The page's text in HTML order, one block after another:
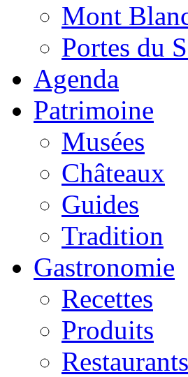
Mont
Portes du
Agenda
Patrimoine
Musées
Châteaux
Guides
Tradition
Gastronomie
Recettes
Produits
Restaurants